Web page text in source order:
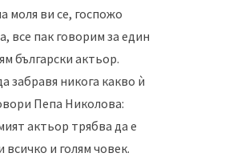
моля ви се, госпожо
все пак говорим за един
български актьор.
забравя никога какво ѝ
Пепа Николова:
актьор трябва да е
всичко и голям човек.